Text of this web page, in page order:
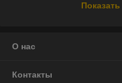
О нас
Контакты